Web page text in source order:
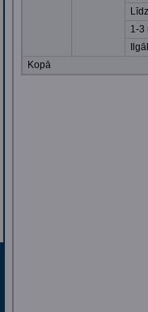
1-3
Kopā